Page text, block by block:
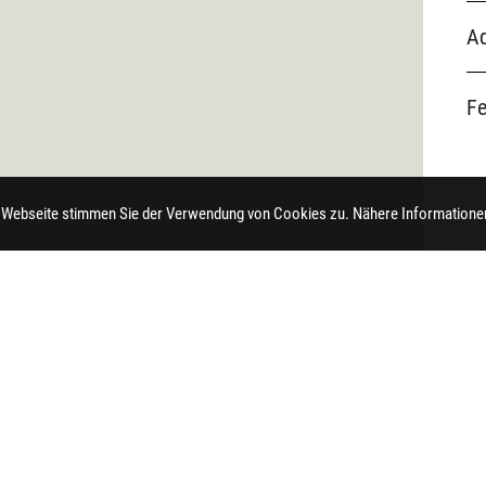
stimmen Sie der Verwendung von Cookies zu. Nähere